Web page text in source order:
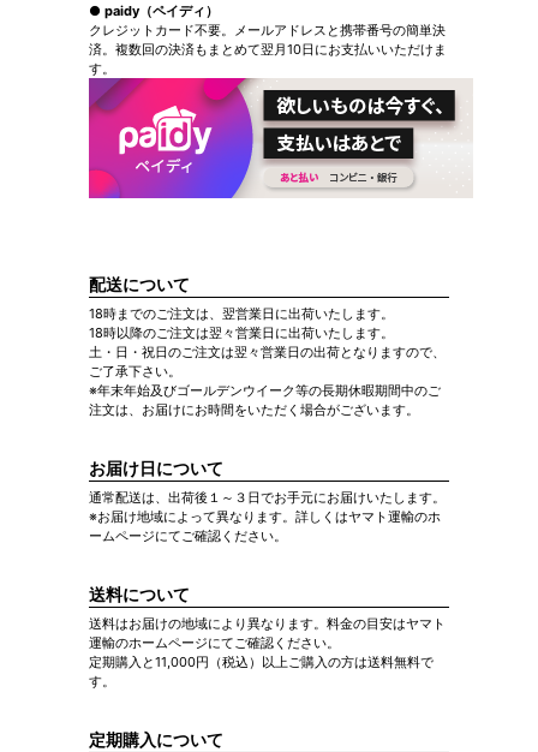
● paidy（ペイディ）
クレジットカード不要。メールアドレスと携帯番号の簡単決
済。複数回の決済もまとめて翌月10日にお支払いいただけま
す。
配送について
18時までのご注文は、翌営業日に出荷いたします。
18時以降のご注文は翌々営業日に出荷いたします。
土・日・祝日のご注文は翌々営業日の出荷となりますので、
ご了承下さい。
※年末年始及びゴールデンウイーク等の長期休暇期間中のご
注文は、お届けにお時間をいただく場合がございます。
お届け日について
通常配送は、出荷後１～３日でお手元にお届けいたします。
※お届け地域によって異なります。詳しくはヤマト運輸のホ
ームページにてご確認ください。
送料について
送料はお届けの地域により異なります。料金の目安はヤマト
運輸のホームページにてご確認ください。
定期購入と11,000円（税込）以上ご購入の方は送料無料で
す。
定期購入について